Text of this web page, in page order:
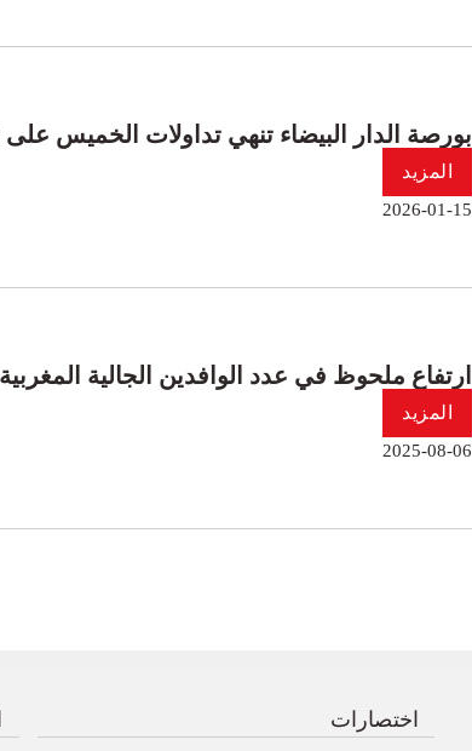
بورصة الدار البيضاء تنهي تداولات الخميس
المزيد
2026-01-15
ارتفاع ملحوظ في عدد الوافدين الجالية المغربية
المزيد
2025-08-06
اختصارات